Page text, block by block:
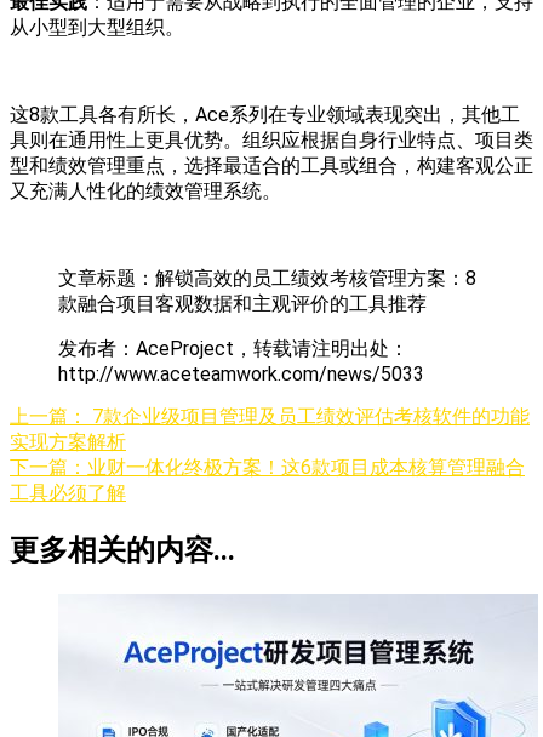
从小型到大型组织。
这8款工具各有所长，Ace系列在专业领域表现突出，其他工
具则在通用性上更具优势。组织应根据自身行业特点、项目类
型和绩效管理重点，选择最适合的工具或组合，构建客观公正
又充满人性化的绩效管理系统。
文章标题：解锁高效的员工绩效考核管理方案：8
款融合项目客观数据和主观评价的工具推荐
发布者：AceProject，转载请注明出处：
http://www.aceteamwork.com/news/5033
上一篇： 7款企业级项目管理及员工绩效评估考核软件的功能
实现方案解析
下一篇： 业财一体化终极方案！这6款项目成本核算管理融合
工具必须了解
更多相关的内容...